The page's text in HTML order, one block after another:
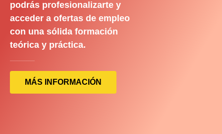
podrás profesionalizarte y
acceder a ofertas de empleo
con una sólida formación
teórica y práctica.
MÁS INFORMACIÓN